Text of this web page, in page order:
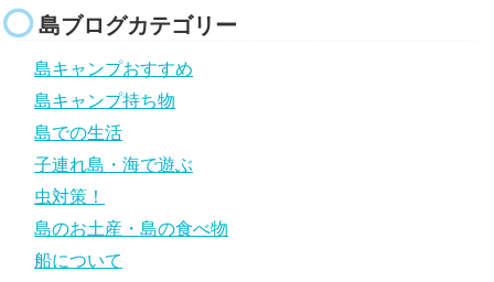
島ブログカテゴリー
島キャンプおすすめ
島キャンプ持ち物
島での生活
子連れ島・海で遊ぶ
虫対策！
島のお土産・島の食べ物
船について